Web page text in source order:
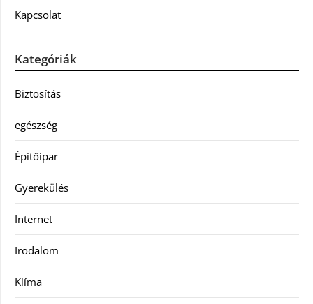
Kapcsolat
Kategóriák
Biztosítás
egészség
Építőipar
Gyerekülés
Internet
Irodalom
Klíma